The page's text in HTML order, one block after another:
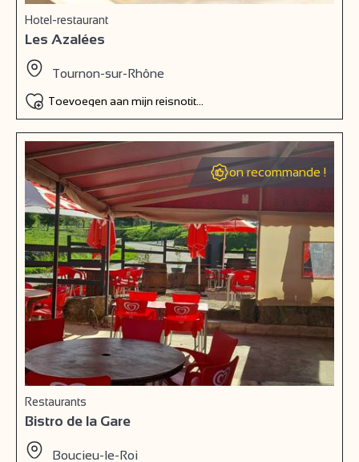
Hotel-restaurant
Les Azalées
Tournon-sur-Rhône
Toevoegen aan mijn reisnotitieboek
on recommande !
Restaurants
Bistro de la Gare
Boucieu-le-Roi